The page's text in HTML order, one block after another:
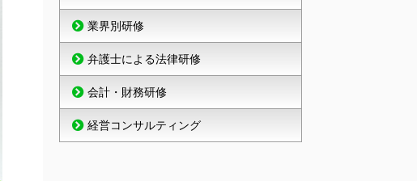
業界別研修
弁護士による法律研修
会計・財務研修
経営コンサルティング